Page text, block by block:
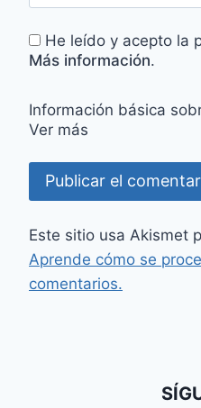
He leído y acepto la
Más información.
Información básica
Ver más
Este sitio usa Akismet
Aprende cómo se
comentarios.